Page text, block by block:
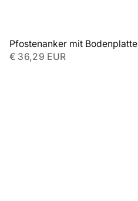
Pfostenanker mit Bodenplatte
€ 36,29 EUR